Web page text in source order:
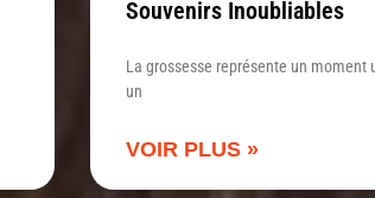
Souvenirs Inoubliables
La grossesse représente un moment
un
VOIR PLUS »